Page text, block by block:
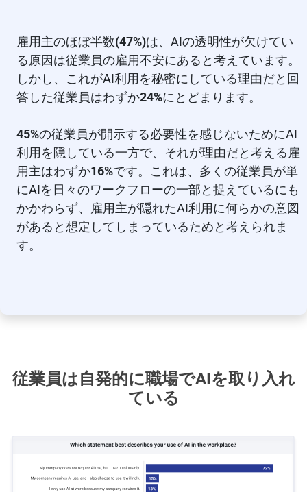
雇用主のほぼ半数(47%)は、AIの透明性が欠けてい
る原因は従業員の雇用不安にあると考えています。
しかし、これがAI利用を秘密にしている理由だと回
答した従業員はわずか24%にとどまります。
45%の従業員が開示する必要性を感じないためにAI
利用を隠している一方で、それが理由だと考える雇
用主はわずか16%です。これは、多くの従業員が単
にAIを日々のワークフローの一部と捉えているにも
かかわらず、雇用主が隠れたAI利用に何らかの意図
があると想定してしまっているためと考えられま
す。
従業員は自発的に職場でAIを取り入れ
ている